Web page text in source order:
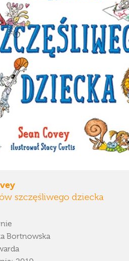
szczęśliwego dziecka
Bortnowska